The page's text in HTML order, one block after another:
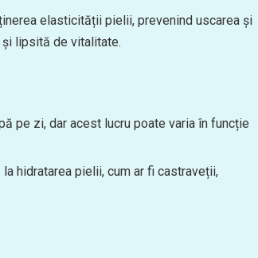
elasticității pielii, prevenind uscarea și
și lipsită de vitalitate.
pe zi, dar acest lucru poate varia în funcție
hidratarea pielii, cum ar fi castraveții,